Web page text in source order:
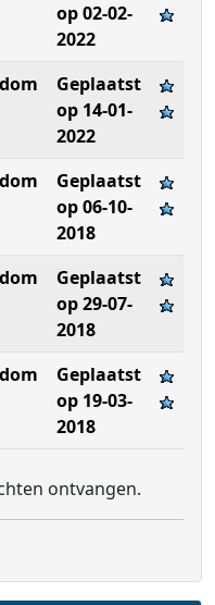
op 02-02-
2022
Geplaatst
op 14-01-
2022
Geplaatst
op 06-10-
2018
Geplaatst
op 29-07-
2018
Geplaatst
op 19-03-
2018
ontvangen.